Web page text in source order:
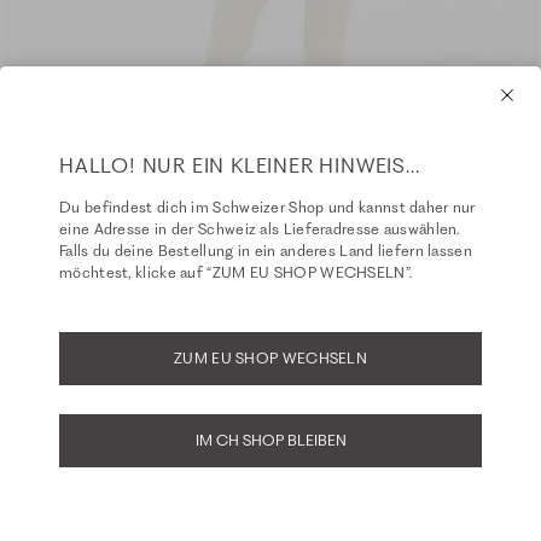
HALLO! NUR EIN KLEINER HINWEIS...
Du befindest dich im Schweizer Shop und kannst daher nur
eine Adresse in der Schweiz als Lieferadresse auswählen.
Falls du deine Bestellung in ein anderes Land liefern lassen
möchtest, klicke auf “ZUM EU SHOP WECHSELN”.
ZUM EU SHOP WECHSELN
IM CH SHOP BLEIBEN